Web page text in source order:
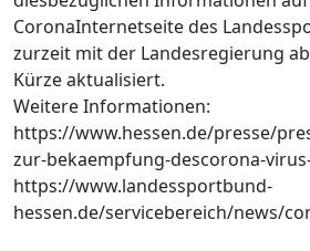
CoronaInternetseite des
zurzeit mit der Landesregierung
Kürze aktualisiert.
Weitere Informationen:
https://www.hessen.de/presse/
zur-bekaempfung-descorona-
https://www.landessportbund-
hessen.de/servicebereich/news/